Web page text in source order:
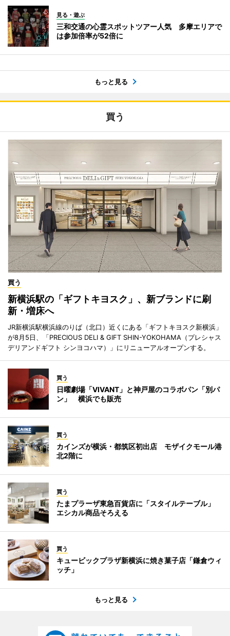
見る・遊ぶ
三和交通の心霊スポットツアー人気 多摩エリアで
は参加倍率が52倍に
もっと見る
買う
買う
新横浜駅の「ギフトキヨスク」、新ブランドに刷
新・増床へ
JR新横浜駅横浜線のりば（北口）近くにある「ギフトキヨスク新横浜」
が8月5日、「PRECIOUS DELI & GIFT SHIN-YOKOHAMA（プレシャス
デリアンドギフト シンヨコハマ）」にリニューアルオープンする。
買う
日曜劇場「VIVANT」と神戸屋のコラボパン「別パ
ン」 横浜でも販売
買う
カインズが横浜・都筑区初出店 モザイクモール港
北2階に
買う
たまプラーザ東急百貨店に「スタイルテーブル」
エシカル商品そろえる
買う
キュービックプラザ新横浜に焼き菓子店「鎌倉ウィ
ッチ」
もっと見る